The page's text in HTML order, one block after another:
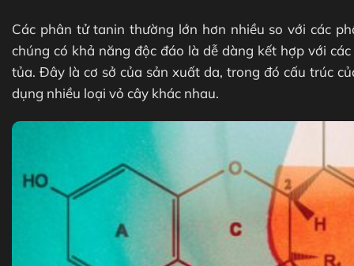
Các phân tử tanin thường lớn hơn nhiều so với các
chúng có khả năng độc đáo là dễ dàng kết hợp với
tủa. Đây là cơ sở của sản xuất da, trong đó cấu trúc
dụng nhiều loại vỏ cây khác nhau.